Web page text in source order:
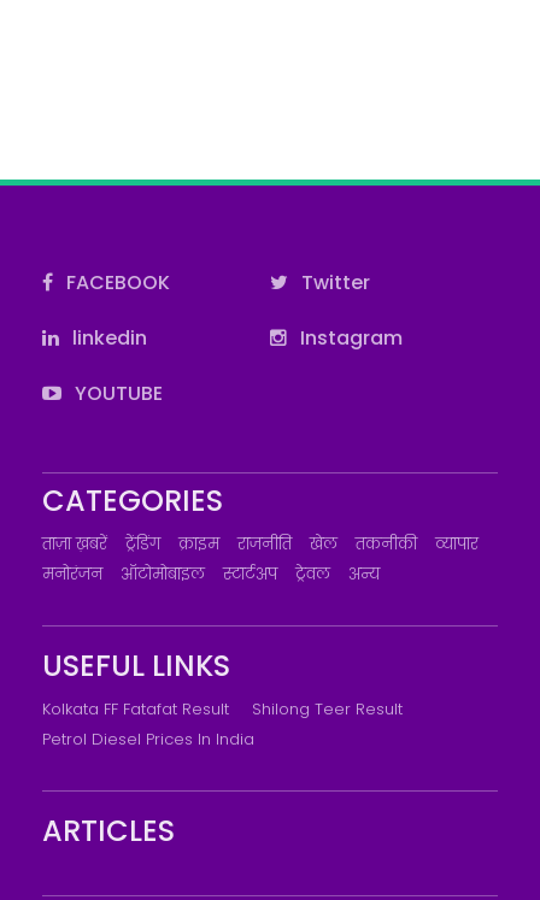
FACEBOOK
Twitter
linkedin
Instagram
YOUTUBE
CATEGORIES
ताज़ा ख़बरें ट्रेंडिंग क्राइम राजनीति खेल तकनीकी
व्यापार
मनोरंजन
ऑटोमोबाइल स्टार्टअप ट्रेवल अन्य
USEFUL LINKS
Kolkata FF Fatafat Result
Shilong Teer Result
Petrol Diesel Prices In India
ARTICLES